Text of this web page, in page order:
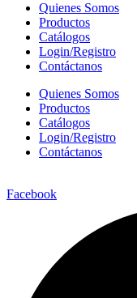
Quienes Somos
Productos
Catálogos
Login/Registro
Contáctanos
Quienes Somos
Productos
Catálogos
Login/Registro
Contáctanos
Facebook